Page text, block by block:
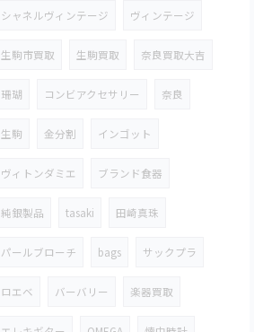
シャネルヴィンテージ ヴィンテージ
生駒市買取 生駒買取 奈良買取大吉
珊瑚 コンビアクセサリー 奈良
生駒 金分割 インゴット
ヴィトンダミエ ブランド食器
純銀製品 tasaki 田崎真珠
パールブローチ bags サックプラ
ロエベ バーバリー 楽器買取